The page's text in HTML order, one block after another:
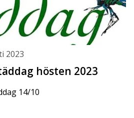
2023
hösten 2023
14/10